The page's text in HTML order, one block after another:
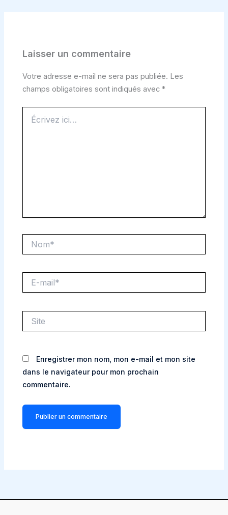
Laisser un commentaire
Votre adresse e-mail ne sera pas publiée. Les
champs obligatoires sont indiqués avec*
ici…
mail*
Enregistrer mon nom, mon e-mail et mon site
dans le navigateur pour mon prochain
commentaire.